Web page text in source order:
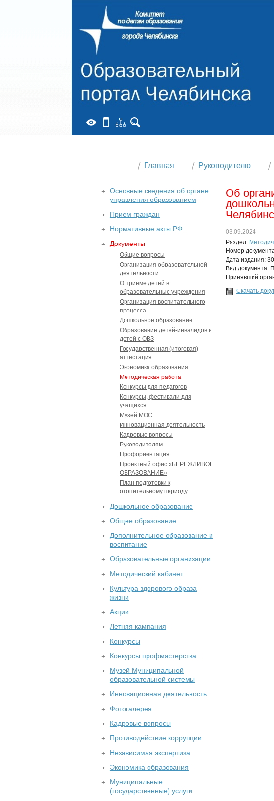
Главная Руководителю
Об
03.09.2024
Раздел:
Номер
Дата издания:
Вид документа:
Принявший
Скачать
Основные сведения об органе
управления образованием
Прием граждан
Нормативные акты РФ
Документы
Общие вопросы
Организация образовательной
деятельности
О приёме детей в
образовательные учреждения
Организация воспитательного
процесса
Дошкольное образование
Образование детей-инвалидов и
детей с ОВЗ
Государственная (итоговая)
аттестация
Экономика образования
Методическая работа
Конкурсы для педагогов
Конкурсы, фестивали для
учащихся
Музей МОС
Инновационная деятельность
Кадровые вопросы
Руководителям
Профориентация
Проектный офис «БЕРЕЖЛИВОЕ
ОБРАЗОВАНИЕ»
План подготовки к
отопительному периоду
Дошкольное образование
Общее образование
Дополнительное образование и
воспитание
Образовательные организации
Методический кабинет
Культура здорового образа
жизни
Акции
Летняя кампания
Конкурсы
Конкурсы профмастерства
Музей Муниципальной
образовательной системы
Инновационная деятельность
Фотогалерея
Кадровые вопросы
Противодействие коррупции
Независимая экспертиза
Экономика образования
Муниципальные
(государственные) услуги